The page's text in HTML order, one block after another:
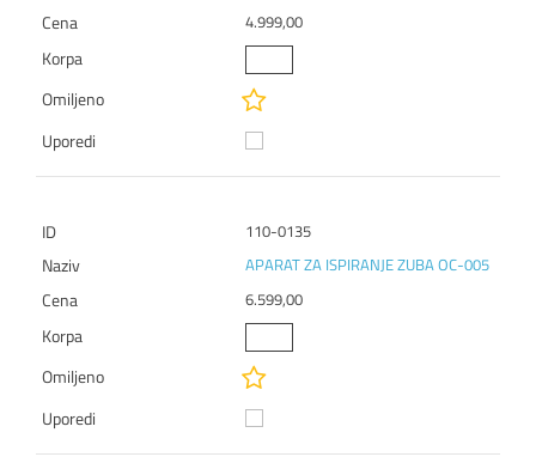
4.999,00
110-0135
APARAT ZA ISPIRANJE ZUBA OC-005
6.599,00